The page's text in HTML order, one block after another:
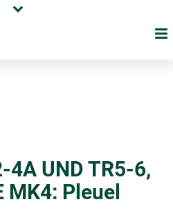
Händler
4A UND TR5-6,
MK4: Pleuel